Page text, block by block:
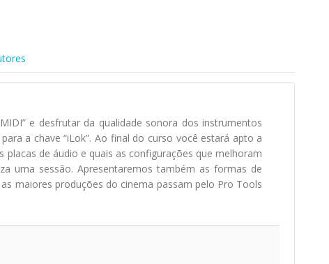
e desfrutar da qualidade sonora dos instrumentos
a chave “iLok”. Ao final do curso você estará apto a
de áudio e quais as configurações que melhoram
uma sessão. Apresentaremos também as formas de
maiores produções do cinema passam pelo Pro Tools